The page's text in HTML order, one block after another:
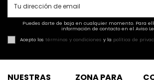
Puedes darte de baja en cualquier momento. Para
información de contacto en el Aviso
Acepto los términos y condiciones y la política de
NUESTRAS
ZONA PARA